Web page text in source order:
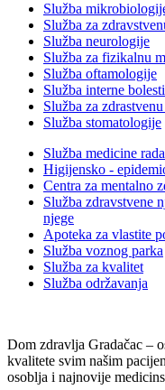
Služba
Služba za
Služba neurologije
Služba za fizikalnu
Služba oftamologije
Služba interne bolesti
Služba za
Služba stomatologije
Služba medicine rada
Higijensko -
Centra za mentalno
Služba zdravstvene
njege
Apoteka za vlastite
Služba voznog parka
Služba za kvalitet
Služba održavanja
Dom zdravlja Gradačac –
kvalitete svim našim
osoblja i najnovije